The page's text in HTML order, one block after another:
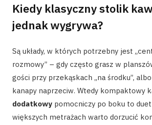
Kiedy klasyczny stolik
jednak wygrywa?
Są układy, w których potrzebny jest
rozmowy” – gdy często grasz w
gości przy przekąskach „na środku”,
kanapy naprzeciw. Wtedy kompaktowy
dodatkowy pomocniczy po boku to duet
większych metrażach warto dorzucić